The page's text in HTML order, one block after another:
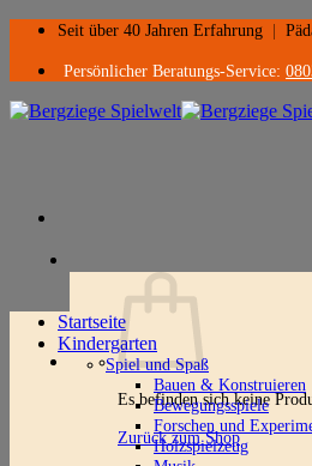
Zum
springen
Seit über 40 Jahren Erfahrung
Persönlicher Beratungs-Service:
Es befinden sich keine
Zurück zum Shop
Startseite
Kindergarten
Spiel und Spaß
Bauen & Konstruieren
Bewegungsspiele
Forschen und
Holzspielzeug